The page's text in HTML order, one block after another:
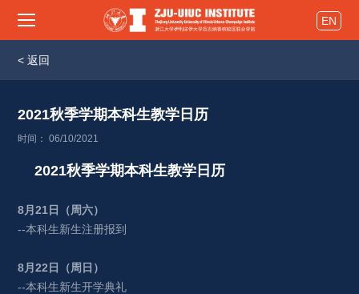
EN
< 返回
2021秋季学期本科生教学日历
时间： 06/10/2021
2021秋季学期本科生教学日历
8月21 日（周六）
--本科生新生注册报到
8月22 日（周日）
--本科生新生开学典礼